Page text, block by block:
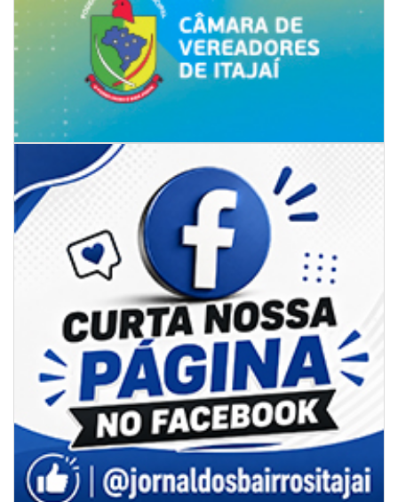
06/08/2026 | 18:28
Ciclone-bomba se forma sobre o oceano, mas Santa Catarina terá
impactos provocados pela frente fria e pelo vento Sul